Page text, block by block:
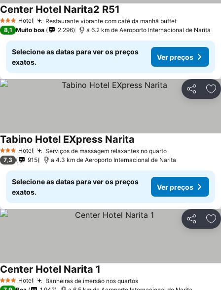
3 EstrelasHotel Restaurante vibrante com café da manhã buffet
Center Hotel Narita2 R51
8,1 Muito boa 2.296 a 6.2 km de Aeroporto Internacional de Narita
Selecione as datas para ver os preços
exatos.
Ver preços
Partilhar
3 EstrelasHotel Serviços de massagem relaxantes no quarto
Tabino Hotel EXpress Narita
7,3 915 a 4.3 km de Aeroporto Internacional de Narita
Selecione as datas para ver os preços
exatos.
Ver preços
Partilhar
3 EstrelasHotel Banheiras de imersão nos quartos
Center Hotel Narita 1